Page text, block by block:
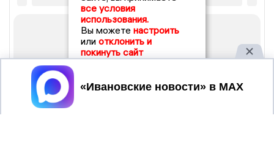
все условия
использования.
Вы можете настроить
или отклонить и
покинуть сайт
Принять